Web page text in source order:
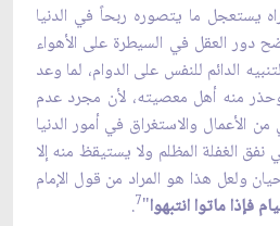
يستعجل ما يتصوره ربحاً في الدنيا
دور العقل في السيطرة على الأهواء
الدائم للنفس على الدوام، لما وعد
منه أهل معصيته، لأن مجرد عدم
من الأعمال والاستغراق في أمور الدنيا
الغفلة المظلم ولا يستيقظ منه إلا
ولعل هذا هو المراد من قول الإمام
فإذا ماتوا انتبهوا"
7
.